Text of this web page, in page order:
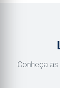
Conheça